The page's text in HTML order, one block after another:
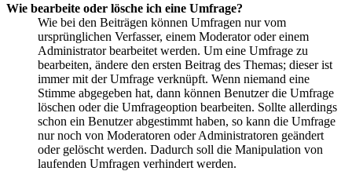
Wie bearbeite oder lösche ich eine Umfrage?
Wie bei den Beiträgen können Umfragen nur vom
ursprünglichen Verfasser, einem Moderator oder einem
Administrator bearbeitet werden. Um eine Umfrage zu
bearbeiten, ändere den ersten Beitrag des Themas; dieser ist
immer mit der Umfrage verknüpft. Wenn niemand eine
Stimme abgegeben hat, dann können Benutzer die Umfrage
löschen oder die Umfrageoption bearbeiten. Sollte allerdings
schon ein Benutzer abgestimmt haben, so kann die Umfrage
nur noch von Moderatoren oder Administratoren geändert
oder gelöscht werden. Dadurch soll die Manipulation von
laufenden Umfragen verhindert werden.